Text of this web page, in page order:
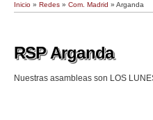
Se encuentra usted aquí
Inicio » Redes » Com. Madrid » Arganda
RSP Arganda
Nuestras asambleas son LOS